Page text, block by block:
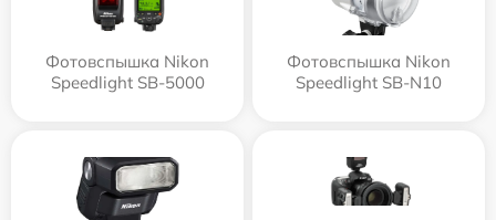
Фотовспышка Nikon
Speedlight SB-5000
Фотовспышка Nikon
Speedlight SB-N10